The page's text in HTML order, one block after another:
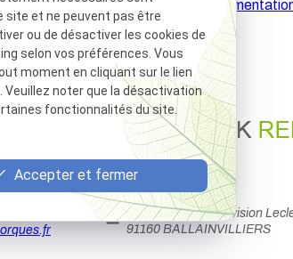
Afficher la
44 Avenue de la Division
91160 BALLAINVILLIERS
et ne peuvent pas être
ou de désactiver les cookies de
selon vos préférences. Vous
moment en cliquant sur le lien
noter que la désactivation
fonctionnalités du site.
Accepter et fermer